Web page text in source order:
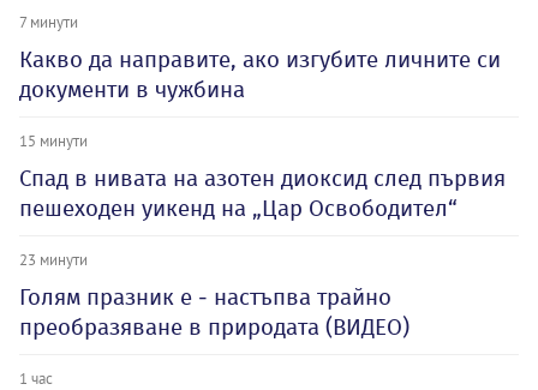
7 минути
Какво да направите, ако изгубите личните си
документи в чужбина
15 минути
Спад в нивата на азотен диоксид след първия
пешеходен уикенд на „Цар Освободител“
23 минути
Голям празник е - настъпва трайно
преобразяване в природата (ВИДЕО)
1 час